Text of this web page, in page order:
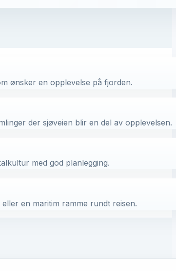
ønsker en opplevelse på fjorden.
der sjøveien blir en del av opplevelsen.
med god planlegging.
en maritim ramme rundt reisen.